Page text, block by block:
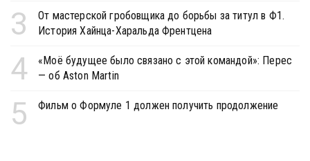
3
От мастерской гробовщика до борьбы за титул в Ф1.
История Хайнца-Харальда Френтцена
4
«Моё будущее было связано с этой командой»: Перес
— об Aston Martin
5 Фильм о Формуле 1 должен получить продолжение